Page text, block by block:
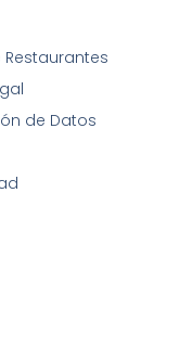
de Datos